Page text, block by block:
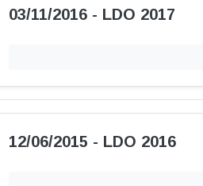
03/11/2016 - LDO 2017
12/06/2015 - LDO 2016